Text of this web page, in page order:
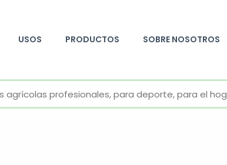
USOS PRODUCTOS SOBRE NOSOTROS